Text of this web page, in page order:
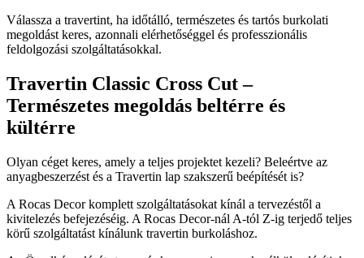
Válassza a travertint, ha időtálló, természetes és tartós burkolati
megoldást keres, azonnali elérhetőséggel és professzionális
feldolgozási szolgáltatásokkal.
Travertin Classic Cross Cut –
Természetes megoldás beltérre és
kültérre
Olyan céget keres, amely a teljes projektet kezeli? Beleértve az
anyagbeszerzést és a Travertin lap szakszerű beépítését is?
A Rocas Decor komplett szolgáltatásokat kínál a tervezéstől a
kivitelezés befejezéséig. A Rocas Decor-nál A-tól Z-ig terjedő teljes
körű szolgáltatást kínálunk travertin burkoláshoz.